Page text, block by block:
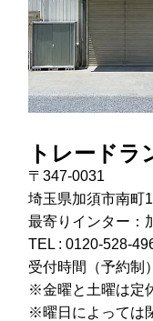
トレードラ
〒347-0031
埼玉県加須市南
最寄りインター：
TEL : 0120-528-
受付時間（予約制
※金曜と土曜は定
※曜日によっては